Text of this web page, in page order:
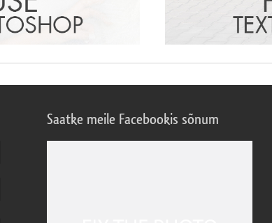
Saatke meile Facebookis sõnum